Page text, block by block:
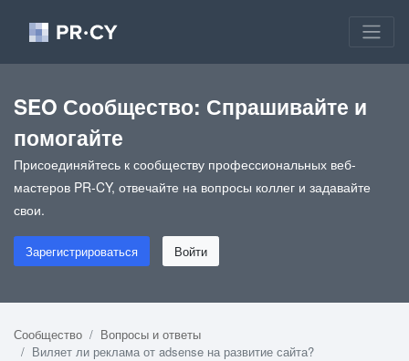
SEO Сообщество: Спрашивайте и
помогайте
Присоединяйтесь к сообществу профессиональных веб-
мастеров PR-CY, отвечайте на вопросы коллег и задавайте
свои.
Зарегистрироваться Войти
Сообщество
Вопросы и ответы
Виляет ли реклама от adsense на развитие сайта?